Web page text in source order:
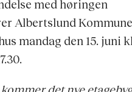
med høringen
Albertslund
mandag den 15. juni
det nye